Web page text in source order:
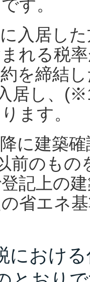
す。
入居し
れる税
を締結
居し、
ます。
に建築
前のも
記上の
省エネ
におけ